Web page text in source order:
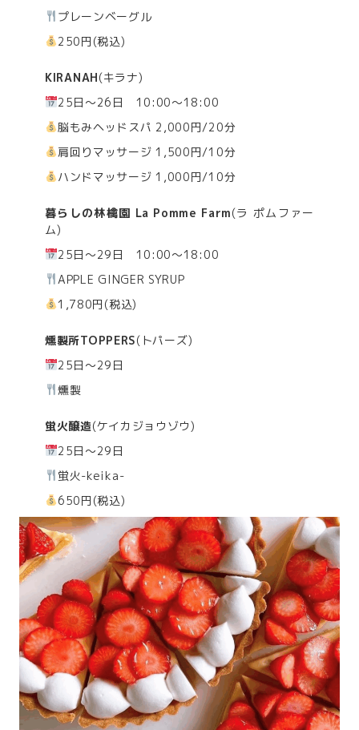
プレーンベーグル
250円(税込)
KIRANAH(キラナ)
25日～26日 10:00～18:00
脳もみヘッドスパ 2,000円/20分
肩回りマッサージ 1,500円/10分
ハンドマッサージ 1,000円/10分
暮らしの林檎園 La Pomme Farm(ラ ポムファー
ム)
25日～29日 10:00～18:00
APPLE GINGER SYRUP
1,780円(税込)
燻製所TOPPERS(トパーズ)
25日～29日
燻製
蛍火醸造(ケイカジョウゾウ)
25日～29日
蛍火-keika-
650円(税込)